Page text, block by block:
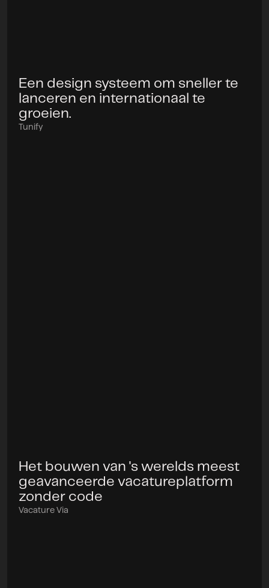
Project
Een design systeem om sneller te
lanceren en internationaal te
groeien.
Tunify
Project
Het bouwen van 's werelds meest
geavanceerde vacatureplatform
zonder code
Vacature Via